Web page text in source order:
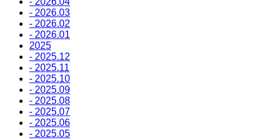
- 2026.03
- 2026.02
- 2026.01
2025
- 2025.12
- 2025.11
- 2025.10
- 2025.09
- 2025.08
- 2025.07
- 2025.06
- 2025.05